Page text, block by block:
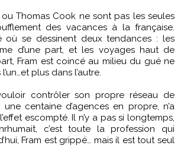
ou Thomas Cook ne sont pas les seules
des vacances à la française.
où se dessinent deux tendances : les
d’une part, et les voyages haut de
Fram est coincé au milieu du gué ne
plus dans l’autre.
contrôler son propre réseau de
centaine d’agences en propre, n’a
escompté. Il n’y a pas si longtemps,
c’est toute la profession qui
Fram est grippé… mais il est tout seul